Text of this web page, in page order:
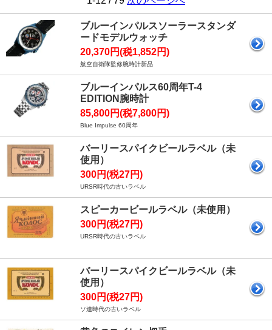
ブルーインパルスソーラースタンダ
ードモデルウォッチ
20,370円(税1,852円)
航空自衛隊監修腕時計新品
ブルーインパルス60周年T-4
EDITION腕時計
85,800円(税7,800円)
Blue Impulse 60周年
バーリースパイクビールラベル（未
使用）
300円(税27円)
URSR時代の古いラベル
スピーカービールラベル（未使用）
300円(税27円)
URSR時代の古いラベル
バーリースパイクビールラベル（未
使用）
300円(税27円)
ソ連時代の古いラベル